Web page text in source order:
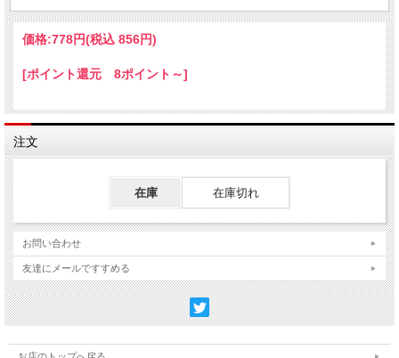
価格:778円(税込 856円)
[ポイント還元 8ポイント～]
注文
在庫 在庫切れ
お問い合わせ
友達にメールですすめる